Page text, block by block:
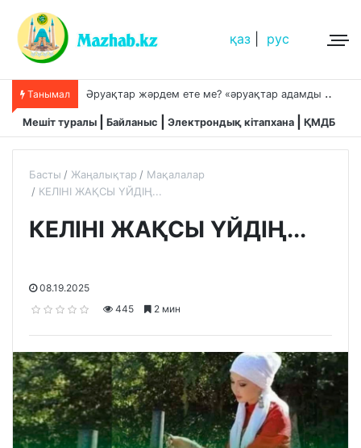
қаз рус
Танымал Ә
руақтар жәрдем ете ме? «әруақтар адамды қорғап жүреді»,-дейді сол рас па?
Мешіт туралы Байланыс Электрондық кітапхана ҚМДБ
Басты Жаңалықтар
Мақалалар
КЕЛІНІ ЖАҚСЫ ҮЙДІҢ...
КЕЛІНІ ЖАҚСЫ ҮЙДІҢ...
08.19.2025
445
2 мин